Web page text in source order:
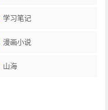
学习笔记
漫画小说
山海